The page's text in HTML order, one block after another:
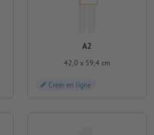
A2
42,0 x 59,4 cm
Créer en ligne